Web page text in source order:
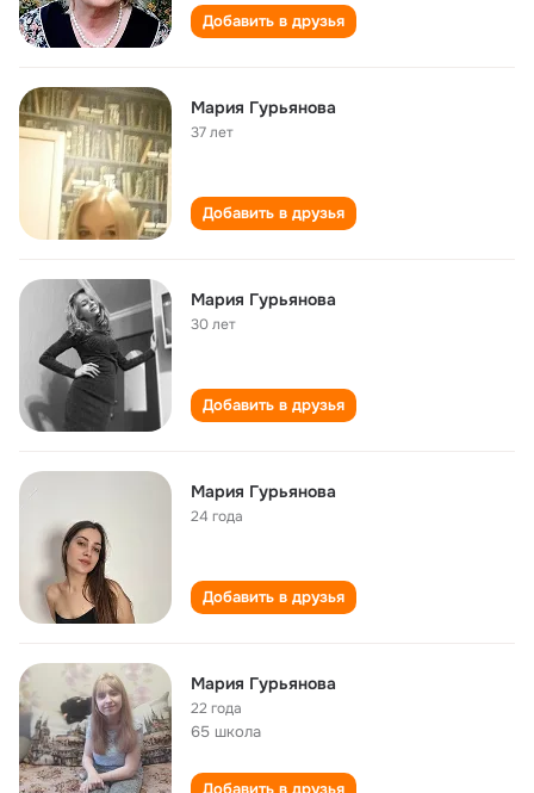
Добавить в друзья
Мария Гурьянова
37 лет
Добавить в друзья
Мария Гурьянова
30 лет
Добавить в друзья
Мария Гурьянова
24 года
Добавить в друзья
Мария Гурьянова
22 года
65 школа
Добавить в друзья